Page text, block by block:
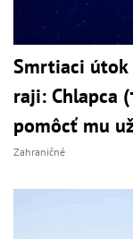
Smrtiaci útok
raji: Chlapca
pomôcť mu
Zahraničné